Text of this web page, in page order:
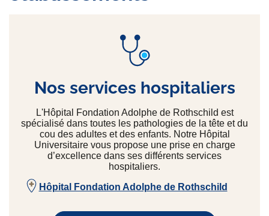
Nos services hospitaliers
L'Hôpital Fondation Adolphe de Rothschild est
spécialisé dans toutes les pathologies de la tête et du
cou des adultes et des enfants. Notre Hôpital
Universitaire vous propose une prise en charge
d’excellence dans ses différents services
hospitaliers.
Hôpital Fondation Adolphe de Rothschild